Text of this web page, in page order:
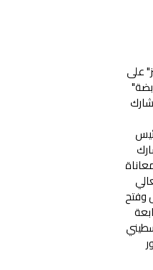
على
وشارك
وفتح